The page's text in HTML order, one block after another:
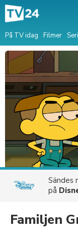
På TV idag Filmer
Sändes
på
Familjen